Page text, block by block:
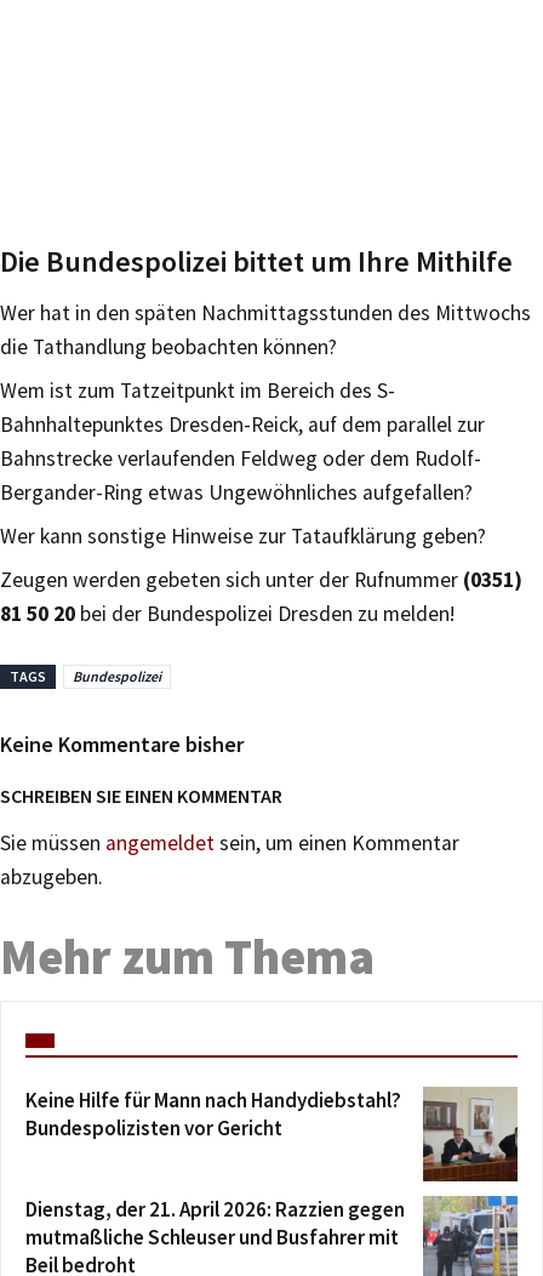
Die Bundespolizei bittet um Ihre Mithilfe
Wer hat in den späten Nachmittagsstunden des Mittwochs
die Tathandlung beobachten können?
Wem ist zum Tatzeitpunkt im Bereich des S-
Bahnhaltepunktes Dresden-Reick, auf dem parallel zur
Bahnstrecke verlaufenden Feldweg oder dem Rudolf-
Bergander-Ring etwas Ungewöhnliches aufgefallen?
Wer kann sonstige Hinweise zur Tataufklärung geben?
Zeugen werden gebeten sich unter der Rufnummer (0351)
81 50 20 bei der Bundespolizei Dresden zu melden!
TAGS Bundespolizei
Keine Kommentare bisher
SCHREIBEN SIE EINEN KOMMENTAR
Sie müssen angemeldetsein, um einen Kommentar
abzugeben.
Mehr zum Thema
Keine Hilfe für Mann nach Handydiebstahl?
Bundespolizisten vor Gericht
Dienstag, der 21. April 2026: Razzien gegen
mutmaßliche Schleuser und Busfahrer mit
Beil bedroht